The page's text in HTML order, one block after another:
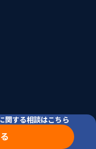
関する相談はこちら